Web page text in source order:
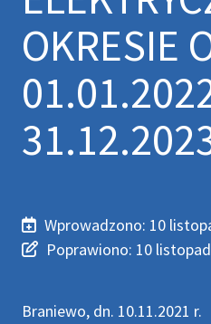
OKRESIE
Wprowadzono
Wprowadzono: 10
Poprawiono
Poprawiono: 10
Braniewo, dn. 10.11.2021 r.